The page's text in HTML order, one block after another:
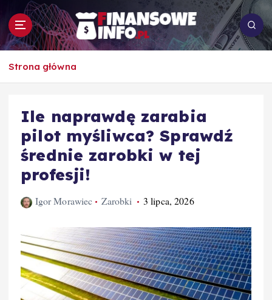
p
To i owo o rachunkowości, pracy, biznesie i
Strona główna
Ile naprawdę zarabia
pilot myśliwca? Sprawdź
średnie zarobki w tej
profesji!
Igor Morawiec Zarobki 3 lipca, 2026